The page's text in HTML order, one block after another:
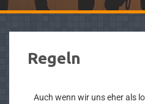
Regeln
Auch wenn wir uns eher als